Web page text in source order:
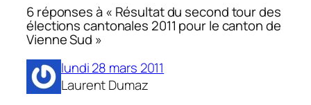
6 réponses à « Résultat du second tour des
élections cantonales 2011 pour le canton de
Vienne Sud »
lundi 28 mars 2011
Laurent Dumaz